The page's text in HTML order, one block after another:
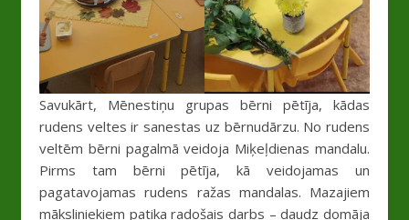
Savukārt, Mēnestiņu grupas bērni pētīja, kādas
rudens veltes ir sanestas uz bērnudārzu. No rudens
veltēm bērni pagalmā veidoja Miķeļdienas mandalu.
Pirms tam bērni pētīja, kā veidojamas un
pagatavojamas rudens ražas mandalas. Mazajiem
māksliniekiem patika radošais darbs – daudz domāja